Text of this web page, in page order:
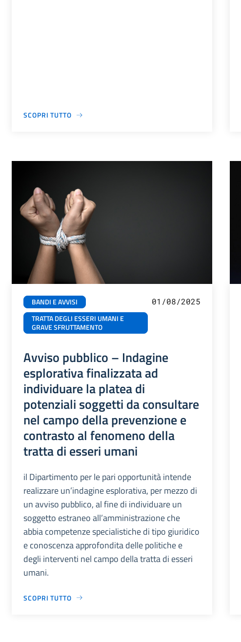
SCOPRI TUTTO
BANDI E AVVISI
TRATTA DEGLI ESSERI UMANI E
GRAVE SFRUTTAMENTO
01/08/2025
Avviso pubblico – Indagine
esplorativa finalizzata ad
individuare la platea di
potenziali soggetti da consultare
nel campo della prevenzione e
contrasto al fenomeno della
tratta di esseri umani
il Dipartimento per le pari opportunità intende
realizzare un’indagine esplorativa, per mezzo di
un avviso pubblico, al fine di individuare un
soggetto estraneo all’amministrazione che
abbia competenze specialistiche di tipo giuridico
e conoscenza approfondita delle politiche e
degli interventi nel campo della tratta di esseri
umani.
SCOPRI TUTTO